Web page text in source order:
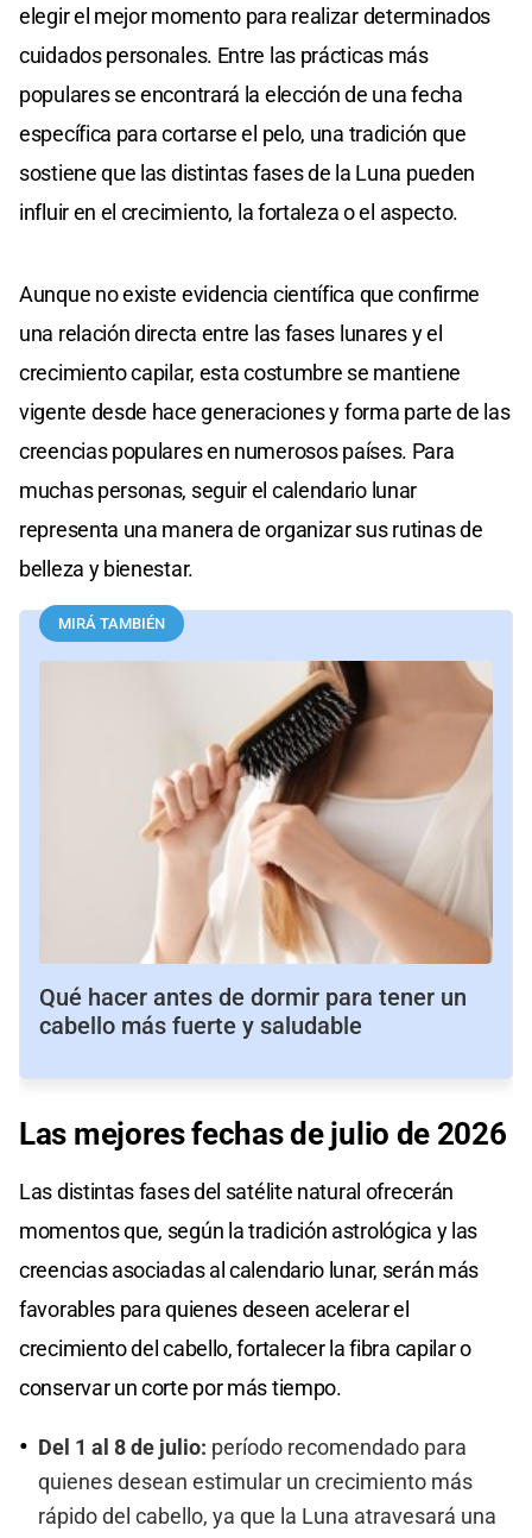
elegir el mejor momento para realizar determinados
cuidados personales. Entre las prácticas más
populares se encontrará la elección de una fecha
específica para cortarse el pelo, una tradición que
sostiene que las distintas fases de la Luna pueden
influir en el crecimiento, la fortaleza o el aspecto.
Aunque no existe evidencia científica que confirme
una relación directa entre las fases lunares y el
crecimiento capilar, esta costumbre se mantiene
vigente desde hace generaciones y forma parte de las
creencias populares en numerosos países. Para
muchas personas, seguir el calendario lunar
representa una manera de organizar sus rutinas de
belleza y bienestar.
MIRÁ TAMBIÉN
Qué hacer antes de dormir para tener un
cabello más fuerte y saludable
Las mejores fechas de julio de 2026
Las distintas fases del satélite natural ofrecerán
momentos que, según la tradición astrológica y las
creencias asociadas al calendario lunar, serán más
favorables para quienes deseen acelerar el
crecimiento del cabello, fortalecer la fibra capilar o
conservar un corte por más tiempo.
Del 1 al 8 de julio: período recomendado para
quienes desean estimular un crecimiento más
rápido del cabello, ya que la Luna atravesará una